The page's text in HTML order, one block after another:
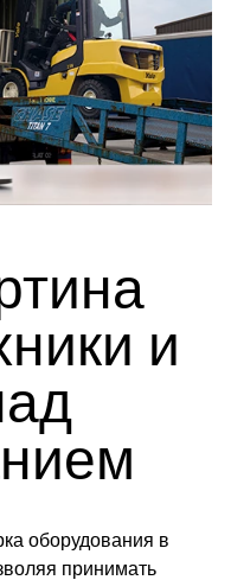
и
оборудования в
принимать